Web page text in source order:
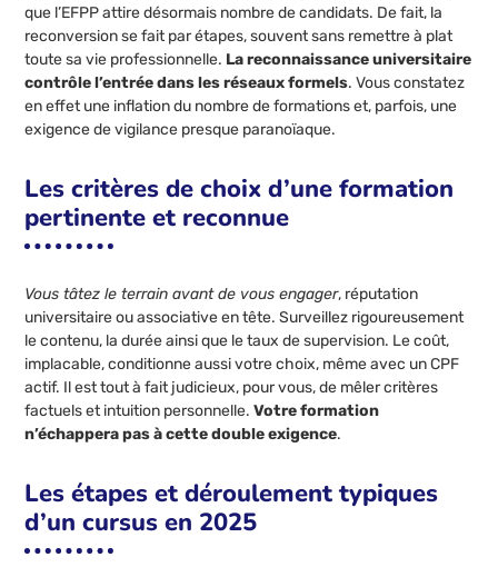
que l’EFPP attire désormais nombre de candidats. De fait, la
reconversion se fait par étapes, souvent sans remettre à plat
toute sa vie professionnelle. La reconnaissance universitaire
contrôle l’entrée dans les réseaux formels. Vous constatez
en effet une inflation du nombre de formations et, parfois, une
exigence de vigilance presque paranoïaque.
Les critères de choix d’une formation
pertinente et reconnue
Vous tâtez le terrain avant de vous engager, réputation
universitaire ou associative en tête. Surveillez rigoureusement
le contenu, la durée ainsi que le taux de supervision. Le coût,
implacable, conditionne aussi votre choix, même avec un CPF
actif. Il est tout à fait judicieux, pour vous, de mêler critères
factuels et intuition personnelle.Votre formation
n’échappera pas à cette double exigence.
Les étapes et déroulement typiques
d’un cursus en 2025